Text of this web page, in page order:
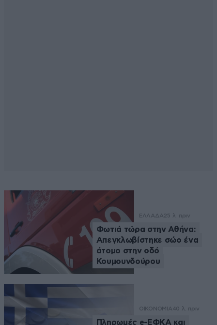
ΕΛΛΑΔΑ25 λ. πριν
Φωτιά τώρα στην Αθήνα:
Απεγκλωβίστηκε σώο ένα
άτομο στην οδό
Κουμουνδούρου
ΟΙΚΟΝΟΜΙΑ40 λ. πριν
Πληρωμές e-ΕΦΚΑ και